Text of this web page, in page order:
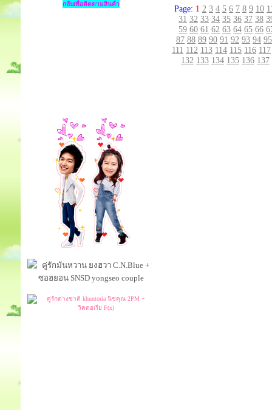
กลับเพื่อติดตามสินค้า Page: 1 2 3 4 5 6 7 8 9 10
31 32 33 34 35 36 37 38
59 60 61 62 63 64 65 66
87 88 89 90 91 92 93 94 95
111 112 113 114 115 116 117
132 133 134 135 136 137